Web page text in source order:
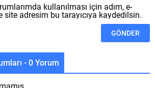
kullanılması için adım, e-
site adresim bu tarayıcıya kaydedilsin.
- 0 Yorum